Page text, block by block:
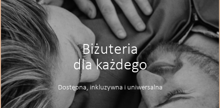
Biżuteria
dla każdego
Dostępna, inkluzywna i uniwersalna